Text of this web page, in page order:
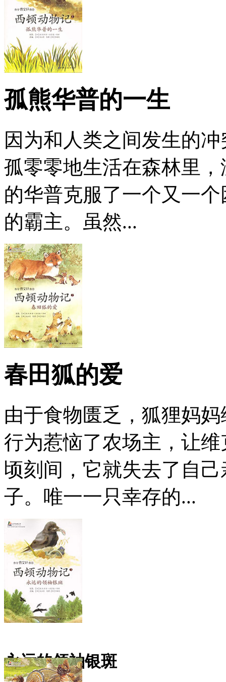
孤熊华普的一生
因为和人类之间发生的
孤零零地生活在森林
的华普克服了一个又一
的霸主。虽然...
春田狐的爱
由于食物匮乏，狐狸妈
行为惹恼了农场主，让
顷刻间，它就失去了自
子。唯一一只幸存的...
永远的领袖银斑